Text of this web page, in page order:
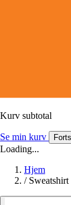
Kurv subtotal
Se min kurv
Loading...
Hjem
/